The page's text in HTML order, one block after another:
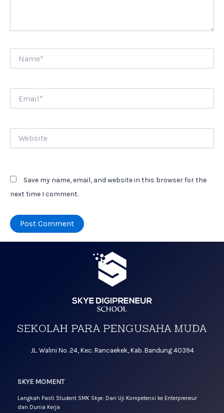
Save my name, email, and website in this browser for the
next time I comment.
JL. Walini No. 24, Kec. Rancaekek, Kab. Bandung 40394
SKYE MOMENT
Langkah Pasti Student SMK Skye: Dari Uji Kompetensi ke Enterpreneur
dan Dunia Kerja